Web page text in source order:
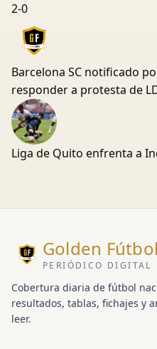
2-0
Barcelona SC notificado
responder a protesta de
Liga de Quito enfrenta a
Golden Fútbol
PERIÓDICO DIGITAL
Cobertura diaria de fútbol
resultados, tablas, fichajes y
leer.